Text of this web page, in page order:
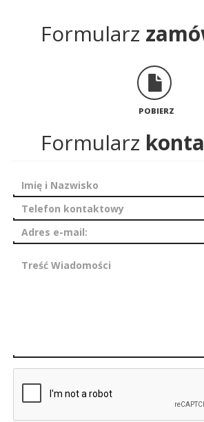
Formularz
POBIERZ
Formularz